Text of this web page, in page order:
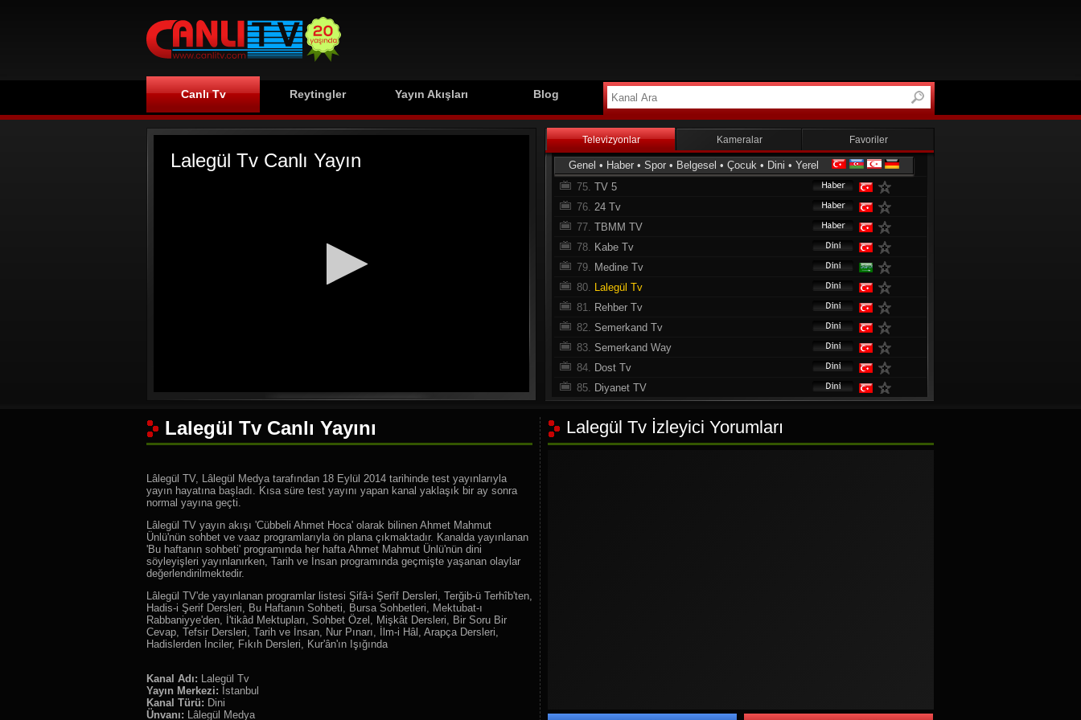
Canlı Tv Reytingler Yayın Akışları Blog
Televizyonlar Kameralar Favoriler
Genel • Haber • Spor • Belgesel • Çocuk • Dini • Yerel
tv2
TYT Türk
72.Bi Kanal
73.Ekotürk TV
74.Tvnet
75. TV 5
76. 24 Tv
77. TBMM TV
78. Kabe Tv
79. Medine Tv
80. Lalegül Tv
81. Rehber Tv
82. Semerkand Tv
83. Semerkand Way
84. Dost Tv
85. Diyanet TV
87.FM TV
88.TRT Eba TV
Lalegül Tv Canlı Yayını
Lâlegül TV, Lâlegül Medya tarafından 18 Eylül 2014 tarihinde test yayınlarıyla
yayın hayatına başladı. Kısa süre test yayını yapan kanal yaklaşık bir ay sonra
normal yayına geçti.
Lâlegül TV yayın akışı 'Cübbeli Ahmet Hoca' olarak bilinen Ahmet Mahmut
Ünlü'nün sohbet ve vaaz programlarıyla ön plana çıkmaktadır. Kanalda yayınlanan
'Bu haftanın sohbeti' programında her hafta Ahmet Mahmut Ünlü'nün dini
söyleyişleri yayınlanırken, Tarih ve İnsan programında geçmişte yaşanan olaylar
değerlendirilmektedir.
Lâlegül TV'de yayınlanan programlar listesi Şifâ-i Şerîf Dersleri, Terğib-ü Terhîb'ten,
Hadis-i Şerif Dersleri, Bu Haftanın Sohbeti, Bursa Sohbetleri, Mektubat-ı
Rabbaniyye'den, İ'tikâd Mektupları, Sohbet Özel, Mişkât Dersleri, Bir Soru Bir
Cevap, Tefsir Dersleri, Tarih ve İnsan, Nur Pınarı, İlm-i Hâl, Arapça Dersleri,
Hadislerden İnciler, Fıkıh Dersleri, Kur'ân'ın Işığında
Kanal Adı: Lalegül Tv
Yayın Merkezi: İstanbul
Kanal Türü: Dini
Ünvanı: Lâlegül Medya
Lalegül Tv İzleyici Yorumları